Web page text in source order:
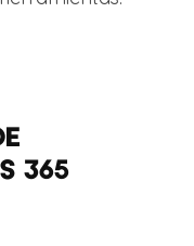
365